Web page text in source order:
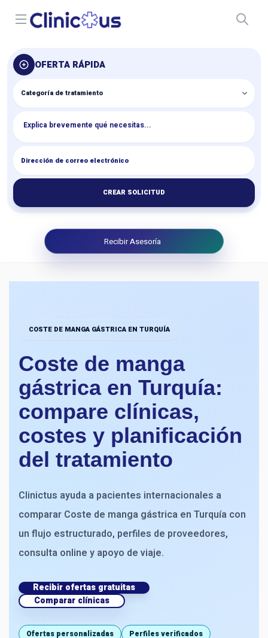
Open menu
OFERTA RÁPIDA
CREAR SOLICITUD
Recibir Asesoría
COSTE DE MANGA GÁSTRICA EN TURQUÍA
Coste de manga
gástrica en Turquía:
compare clínicas,
costes y planificación
del tratamiento
Clinictus ayuda a pacientes internacionales a
comparar Coste de manga gástrica en Turquía con
un flujo estructurado, perfiles de proveedores,
consulta online y apoyo de viaje.
Recibir ofertas gratuitas
Comparar clínicas
Ofertas personalizadas
Perfiles verificados